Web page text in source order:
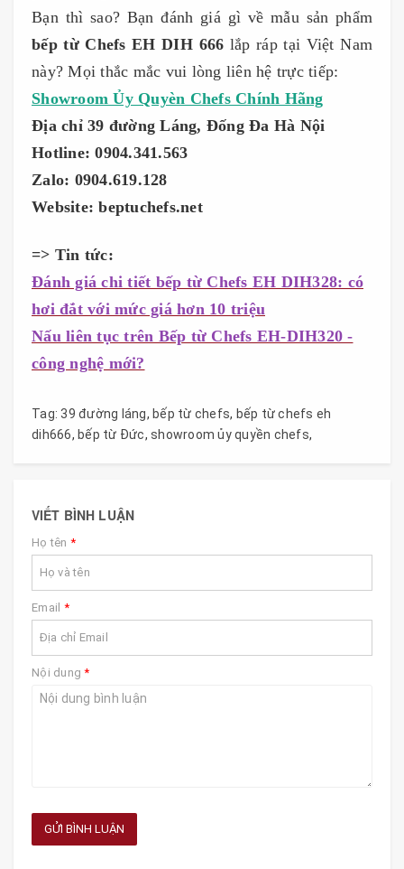
Bạn thì sao? Bạn đánh giá gì về mẫu sản phẩm
bếp từ Chefs EH DIH 666 lắp ráp tại Việt Nam
này? Mọi thắc mắc vui lòng liên hệ trực tiếp:
Showroom Ủy Quyèn Chefs Chính Hãng
Địa chỉ 39 đường Láng, Đống Đa Hà Nội
Hotline: 0904.341.563
Zalo: 0904.619.128
Website: beptuchefs.net
=> Tin tức:
Đánh giá chi tiết bếp từ Chefs EH DIH328: có
hơi đắt với mức giá hơn 10 triệu
Nấu liên tục trên Bếp từ Chefs EH-DIH320 -
công nghệ mới?
Tag: 39 đường láng, bếp từ chefs, bếp từ chefs eh
dih666, bếp từ Đức, showroom ủy quyền chefs,
VIẾT BÌNH LUẬN
Họ tên *
Email *
Nội dung*
GỬI BÌNH LUẬN